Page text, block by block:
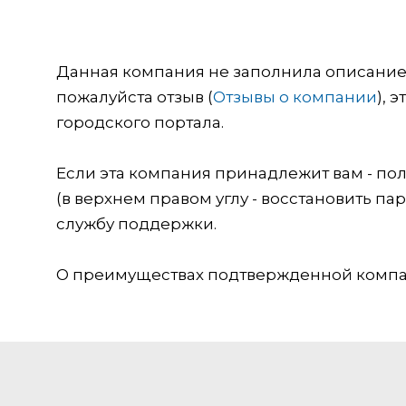
Данная компания не заполнила описание
пожалуйста отзыв (Отзывы о компании),
городского портала.
Если эта компания принадлежит вам -
(в верхнем правом углу - восстановить
службу поддержки.
О преимуществах подтвержденной